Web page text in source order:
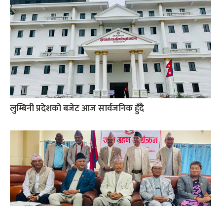
लुम्बिनी प्रदेशको बजेट आज सार्वजनिक हुँदै